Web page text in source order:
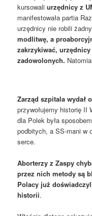
kursowaliurzędnicy z
manifestowała partia
urzędnicy nie robili
modlitwę, a
zakrzykiwać,
zadowolonych.
Zarząd szpitala wydał
przywołujemy historię II
dla Polek była
podbitych, a SS-mani w
serce.
Aborterzy z Zaspy
przez nich metody są
Polacy już
historii.